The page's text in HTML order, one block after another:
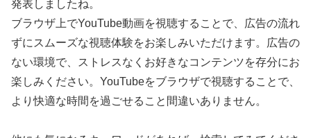
発表しましたね。
ブラウザ上でYouTube動画を視聴することで、広告の流れ
ずにスムーズな視聴体験をお楽しみいただけます。広告の
ない環境で、ストレスなくお好きなコンテンツを存分にお
楽しみください。YouTubeをブラウザで視聴することで、
より快適な時間を過ごせること間違いありません。